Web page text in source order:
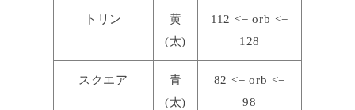
トリン
黄
(太)
112 <= orb <=
128
スクエア
青
(太)
82 <= orb <=
98